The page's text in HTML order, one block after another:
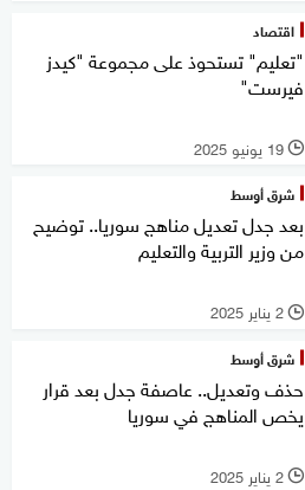
اقتصاد
"تعليم" تستحوذ على مجموعة "كيدز
فيرست"
l 19 يونيو 2025
شرق أوسط
بعد جدل تعديل مناهج سوريا.. توضيح
من وزير التربية والتعليم
l 2 يناير 2025
شرق أوسط
حذف وتعديل.. عاصفة جدل بعد قرار
يخص المناهج في سوريا
l 2 يناير 2025